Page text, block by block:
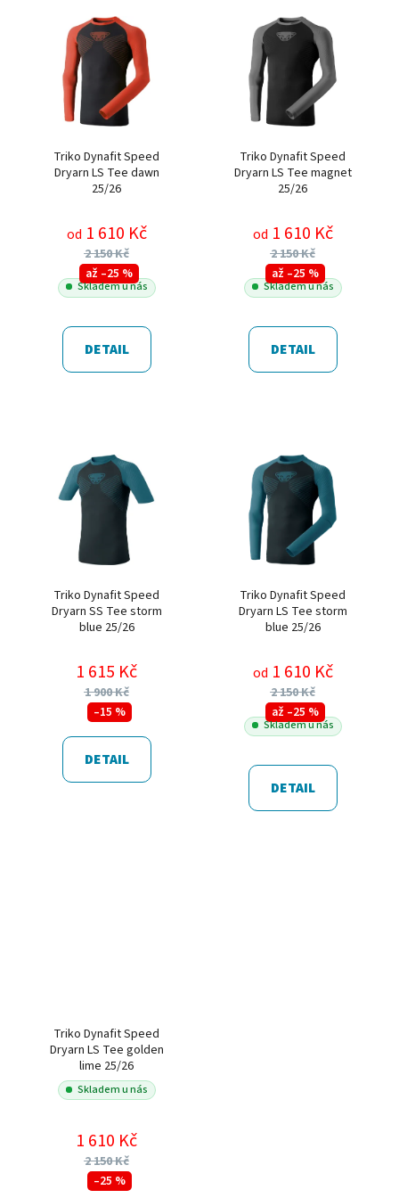
Triko Dynafit Speed
Dryarn LS Tee dawn
25/26
od 1 610 Kč
2 150 Kč
až –25 %
Skladem u nás
DETAIL
Triko Dynafit Speed
Dryarn LS Tee magnet
25/26
od 1 610 Kč
2 150 Kč
až –25 %
Skladem u nás
DETAIL
Triko Dynafit Speed
Dryarn SS Tee storm
blue 25/26
1 615 Kč
1 900 Kč
–15 %
DETAIL
Triko Dynafit Speed
Dryarn LS Tee storm
blue 25/26
od 1 610 Kč
2 150 Kč
až –25 %
Skladem u nás
DETAIL
Triko Dynafit Speed
Dryarn LS Tee golden
lime 25/26
Skladem u nás
1 610 Kč
2 150 Kč
–25 %